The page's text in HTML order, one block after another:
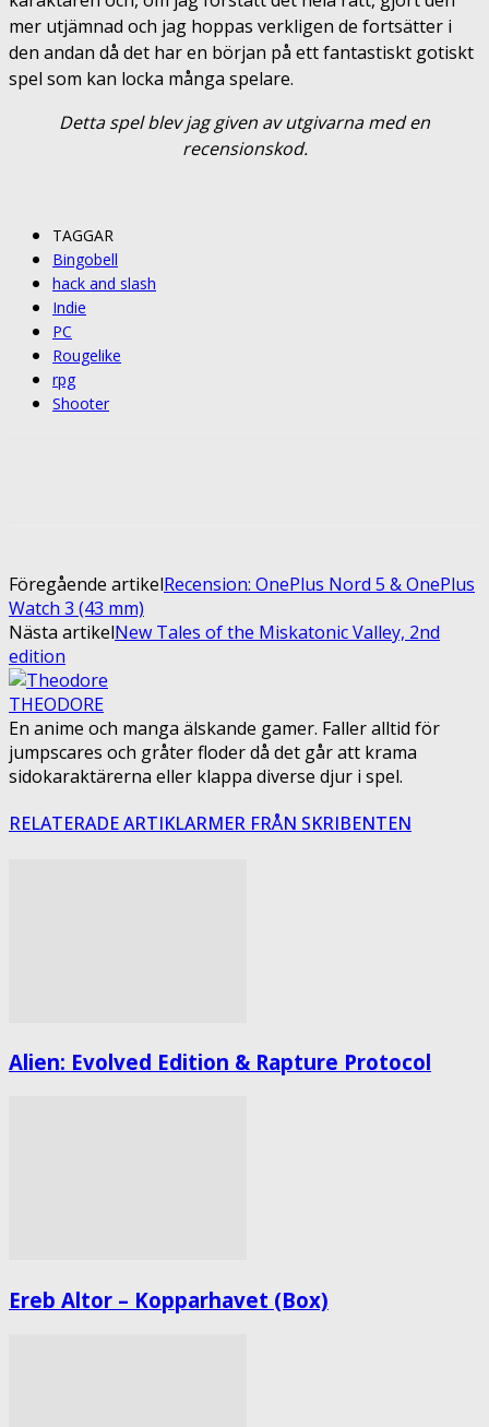
mer utjämnad och jag hoppas verkligen de fortsätter i
den andan då det har en början på ett fantastiskt gotiskt
spel som kan locka många spelare.
Detta spel blev jag given av utgivarna med en
recensionskod.
TAGGAR
Bingobell
hack and slash
Indie
PC
Rougelike
rpg
Shooter
Föregående artikelRecension: OnePlus Nord 5 & OnePlus
Watch 3 (43 mm)
Nästa artikelNew Tales of the Miskatonic Valley, 2nd
edition
THEODORE
En anime och manga älskande gamer. Faller alltid för
jumpscares och gråter floder då det går att krama
sidokaraktärerna eller klappa diverse djur i spel.
RELATERADE ARTIKLARMER FRÅN SKRIBENTEN
Alien: Evolved Edition & Rapture Protocol
Ereb Altor – Kopparhavet (Box)